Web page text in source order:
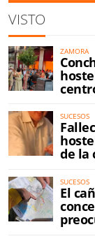
VISTO
ZAMORA
SUCESOS
de la
SUCESOS
El